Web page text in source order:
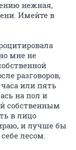
нежная,
Имейте в
мне не
разговоров,
или пять
на пол и
собственным
в лицо
и лучше бы
лесом.